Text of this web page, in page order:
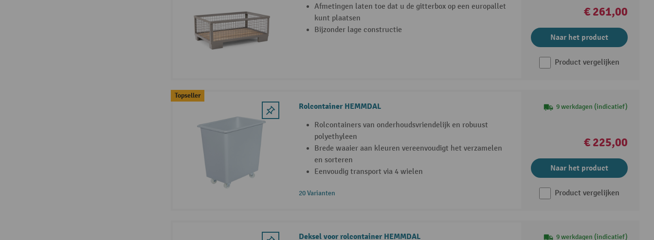
Afmetingen laten toe dat u de gitterbox op een europallet
kunt plaatsen
Bijzonder lage constructie
€ 261,00
Naar het product
Product vergelijken
Topseller
Rolcontainer HEMMDAL
Rolcontainers van onderhoudsvriendelijk en robuust
polyethyleen
Brede waaier aan kleuren vereenvoudigt het verzamelen
en sorteren
Eenvoudig transport via 4 wielen
20 Varianten
9 werkdagen (indicatief)
€ 225,00
Naar het product
Product vergelijken
Deksel voor rolcontainer HEMMDAL 9 werkdagen (indicatief)